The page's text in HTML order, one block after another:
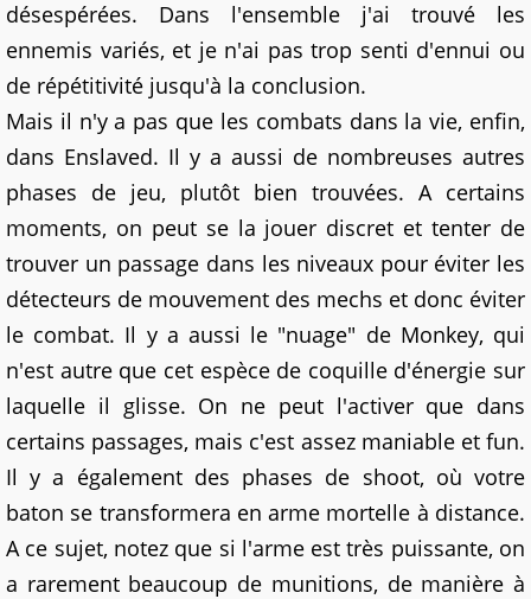
désespérées. Dans l'ensemble j'ai trouvé les
ennemis variés, et je n'ai pas trop senti d'ennui ou
de répétitivité jusqu'à la conclusion.
Mais il n'y a pas que les combats dans la vie, enfin,
dans Enslaved. Il y a aussi de nombreuses autres
phases de jeu, plutôt bien trouvées. A certains
moments, on peut se la jouer discret et tenter de
trouver un passage dans les niveaux pour éviter les
détecteurs de mouvement des mechs et donc éviter
le combat. Il y a aussi le "nuage" de Monkey, qui
n'est autre que cet espèce de coquille d'énergie sur
laquelle il glisse. On ne peut l'activer que dans
certains passages, mais c'est assez maniable et fun.
Il y a également des phases de shoot, où votre
baton se transformera en arme mortelle à distance.
A ce sujet, notez que si l'arme est très puissante, on
a rarement beaucoup de munitions, de manière à